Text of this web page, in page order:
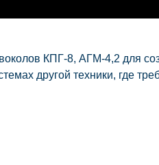
КПГ-8, АГМ-4,2 для
другой техники, где